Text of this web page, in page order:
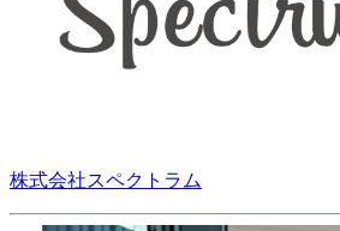
株式会社スペクトラム